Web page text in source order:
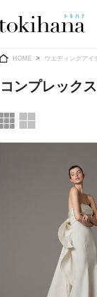
Ring
指輪ショップ一覧
HOME ウエディングアイ
コンプレック